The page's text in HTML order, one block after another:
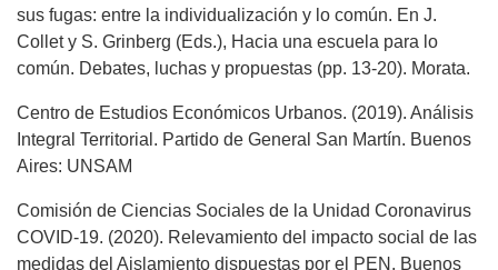
sus fugas: entre la individualización y lo común. En J.
Collet y S. Grinberg (Eds.), Hacia una escuela para lo
común. Debates, luchas y propuestas (pp. 13-20). Morata.
Centro de Estudios Económicos Urbanos. (2019). Análisis
Integral Territorial. Partido de General San Martín. Buenos
Aires: UNSAM
Comisión de Ciencias Sociales de la Unidad Coronavirus
COVID-19. (2020). Relevamiento del impacto social de las
medidas del Aislamiento dispuestas por el PEN. Buenos